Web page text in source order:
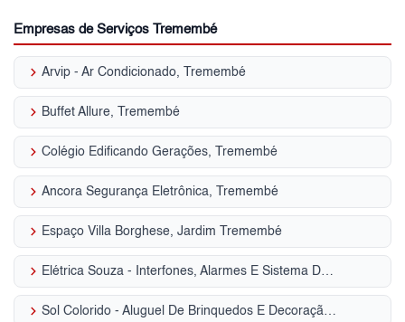
Empresas de Serviços Tremembé
keyboard_arrow_right Arvip - Ar Condicionado, Tremembé
keyboard_arrow_right Buffet Allure, Tremembé
keyboard_arrow_right Colégio Edificando Gerações, Tremembé
keyboard_arrow_right Ancora Segurança Eletrônica, Tremembé
keyboard_arrow_right Espaço Villa Borghese, Jardim Tremembé
keyboard_arrow_right Elétrica Souza - Interfones, Alarmes E Sistema De Segurança, Tremembé
keyboard_arrow_right Sol Colorido - Aluguel De Brinquedos E Decoração, Jardim Tremembé